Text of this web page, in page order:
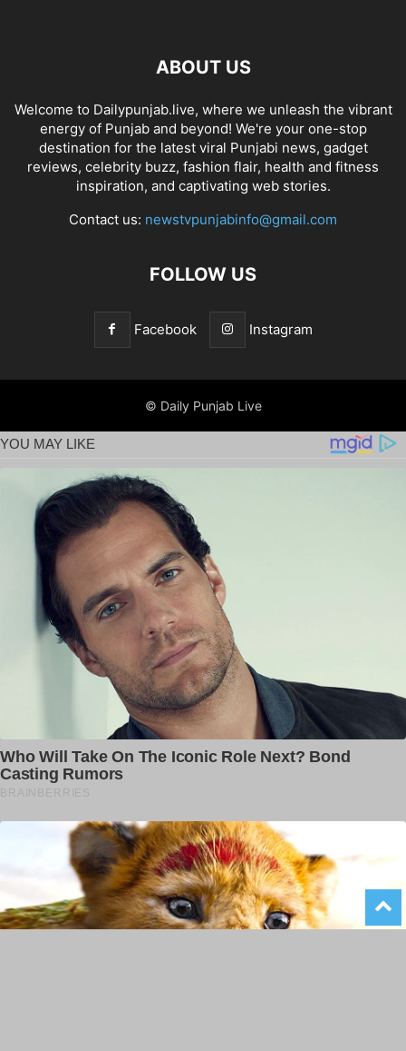
ABOUT US
Welcome to Dailypunjab.live, where we unleash the vibrant
energy of Punjab and beyond! We're your one-stop
destination for the latest viral Punjabi news, gadget
reviews, celebrity buzz, fashion flair, health and fitness
inspiration, and captivating web stories.
Contact us: newstvpunjabinfo@gmail.com
FOLLOW US
Facebook Instagram
© Daily Punjab Live